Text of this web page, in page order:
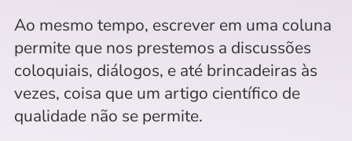
Ao mesmo tempo, escrever em uma coluna
permite que nos prestemos a discussões
coloquiais, diálogos, e até brincadeiras às
vezes, coisa que um artigo científico de
qualidade não se permite.